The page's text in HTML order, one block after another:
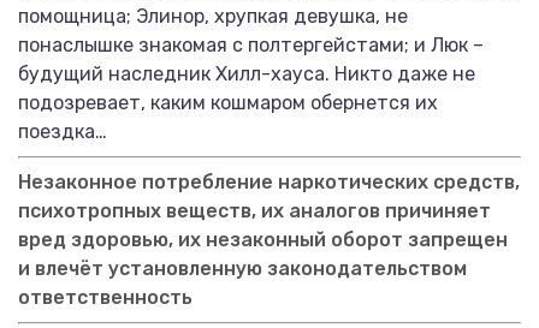
помощница; Элинор, хрупкая девушка, не
понаслышке знакомая с полтергейстами; и Люк –
будущий наследник Хилл-хауса. Никто даже не
подозревает, каким кошмаром обернется их
поездка…
Незаконное потребление наркотических средств,
психотропных веществ, их аналогов причиняет
вред здоровью, их незаконный оборот запрещен
и влечёт установленную законодательством
ответственность